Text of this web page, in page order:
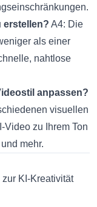
erstellen? A4: Die
als einer
nahtlose
anpassen?
visuellen
Video zu Ihrem Ton
mehr.
KI-Kreativität